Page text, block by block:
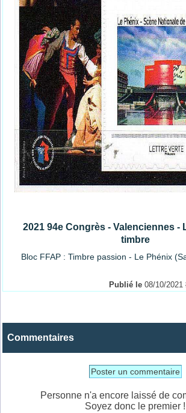
2021 94e Congrès - Valenciennes -
timbre
Bloc FFAP : Timbre passion - Le Phénix
Publié le 08/10/
Commentaires
Poster un commentaire
Personne n'a encore laissé de
Soyez donc le premier !